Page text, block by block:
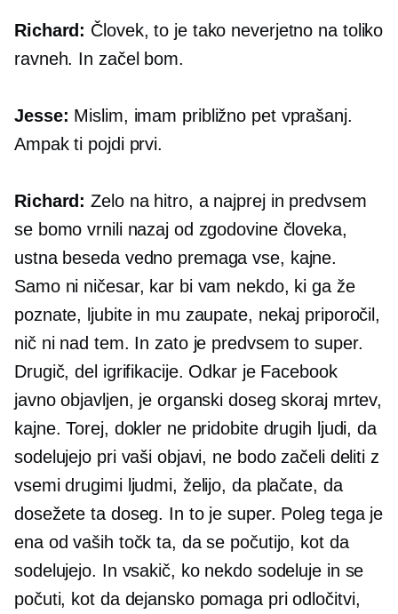
Richard: Človek, to je tako neverjetno na toliko
ravneh. In začel bom.
Jesse: Mislim, imam približno pet vprašanj.
Ampak ti pojdi prvi.
Richard: Zelo na hitro, a najprej in predvsem
se bomo vrnili nazaj od zgodovine človeka,
ustna beseda vedno premaga vse, kajne.
Samo ni ničesar, kar bi vam nekdo, ki ga že
poznate, ljubite in mu zaupate, nekaj priporočil,
nič ni nad tem. In zato je predvsem to super.
Drugič, del igrifikacije. Odkar je Facebook
javno objavljen, je organski doseg skoraj mrtev,
kajne. Torej, dokler ne pridobite drugih ljudi, da
sodelujejo pri vaši objavi, ne bodo začeli deliti z
vsemi drugimi ljudmi, želijo, da plačate, da
dosežete ta doseg. In to je super. Poleg tega je
ena od vaših točk ta, da se počutijo, kot da
sodelujejo. In vsakič, ko nekdo sodeluje in se
počuti, kot da dejansko pomaga pri odločitvi,